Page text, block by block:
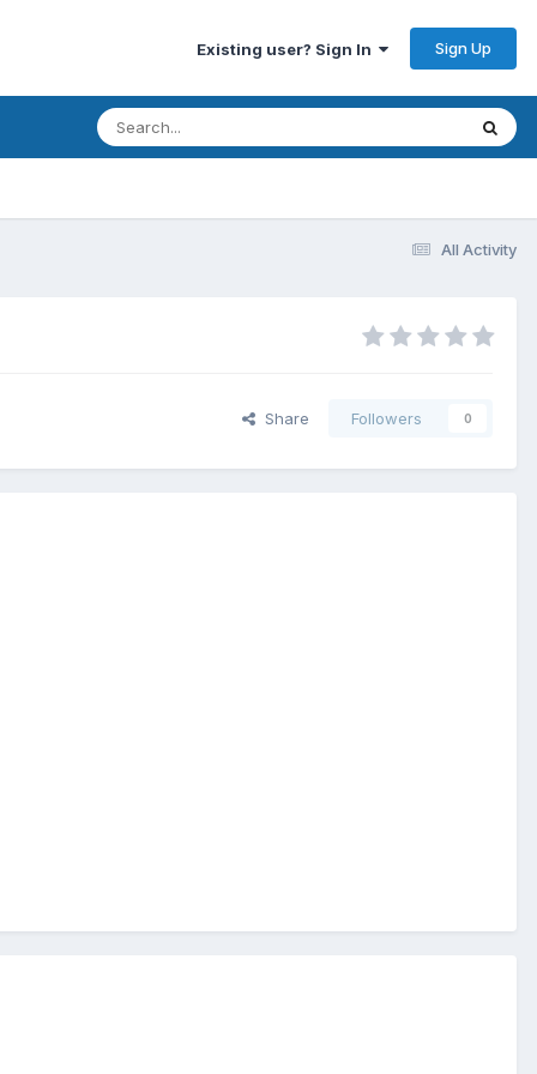
Existing user? Sign In Sign Up
All Activity
Share Followers 0